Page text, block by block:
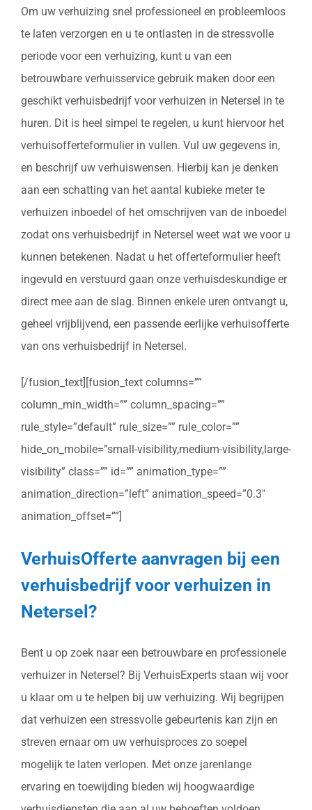
Om uw verhuizing snel professioneel en probleemloos
te laten verzorgen en u te ontlasten in de stressvolle
periode voor een verhuizing, kunt u van een
betrouwbare verhuisservice gebruik maken door een
geschikt verhuisbedrijf voor verhuizen in Netersel in te
huren. Dit is heel simpel te regelen, u kunt hiervoor het
verhuisofferteformulier in vullen. Vul uw gegevens in,
en beschrijf uw verhuiswensen. Hierbij kan je denken
aan een schatting van het aantal kubieke meter te
verhuizen inboedel of het omschrijven van de inboedel
zodat ons verhuisbedrijf in Netersel weet wat we voor u
kunnen betekenen. Nadat u het offerteformulier heeft
ingevuld en verstuurd gaan onze verhuisdeskundige er
direct mee aan de slag. Binnen enkele uren ontvangt u,
geheel vrijblijvend, een passende eerlijke verhuisofferte
van ons verhuisbedrijf in Netersel.
[/fusion_text][fusion_text columns=””
column_min_width=”” column_spacing=””
rule_style=”default” rule_size=”” rule_color=””
hide_on_mobile=”small-visibility,medium-visibility,large-
visibility” class=”” id=”” animation_type=””
animation_direction=”left” animation_speed=”0.3″
animation_offset=””]
VerhuisOfferte aanvragen bij een
verhuisbedrijf voor verhuizen in
Netersel?
Bent u op zoek naar een betrouwbare en professionele
verhuizer in Netersel? Bij VerhuisExperts staan wij voor
u klaar om u te helpen bij uw verhuizing. Wij begrijpen
dat verhuizen een stressvolle gebeurtenis kan zijn en
streven ernaar om uw verhuisproces zo soepel
mogelijk te laten verlopen. Met onze jarenlange
ervaring en toewijding bieden wij hoogwaardige